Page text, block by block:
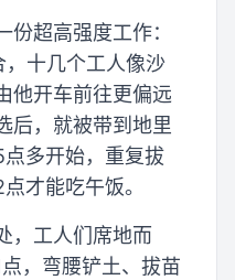
超高强度工作：
十几个工人像沙
他开车前往更偏远
后，就被带到地里
多开始，重复拔
才能吃午饭。
，工人们席地而
，弯腰铲土、拔苗